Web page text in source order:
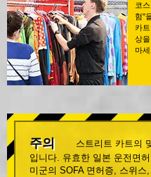
코
험"
카
상
마
주의
스트리트 카트의
입니다. 유효한 일본 운전면
미군의 SOFA 면허증, 스위